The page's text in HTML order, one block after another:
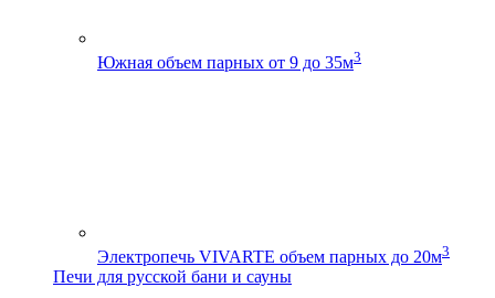
Южная объем парных от 9 до 35м3
Электропечь VIVARTE объем парных до 20м3
Печи для русской бани и сауны